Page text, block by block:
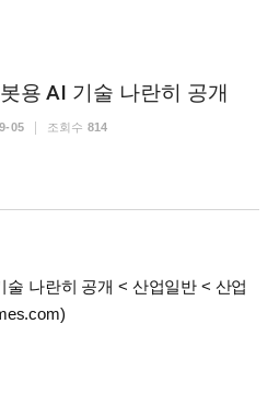
용 AI 기술 나란히 공개
05 조회수 814
술 나란히 공개 < 산업일반 < 산업